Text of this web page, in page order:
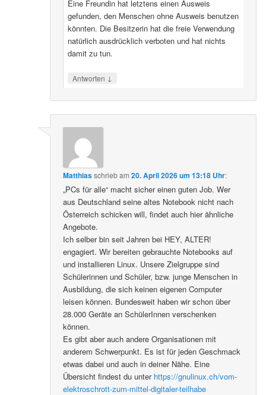
Eine Freundin hat letztens einen Ausweis
gefunden, den Menschen ohne Ausweis benutzen
könnten. Die Besitzerin hat die freie Verwendung
natürlich ausdrücklich verboten und hat nichts
damit zu tun.
Antworten ↓
Matthiasschriebam20. April 2026 um 13:18 Uhr:
„PCs für alle“ macht sicher einen guten Job. Wer
aus Deutschland seine altes Notebook nicht nach
Österreich schicken will, findet auch hier ähnliche
Angebote.
Ich selber bin seit Jahren bei HEY, ALTER!
engagiert. Wir bereiten gebrauchte Notebooks auf
und installieren Linux. Unsere Zielgruppe sind
Schülerinnen und Schüler, bzw. junge Menschen in
Ausbildung, die sich keinen eigenen Computer
leisen können. Bundesweit haben wir schon über
28.000 Geräte an SchülerInnen verschenken
können.
Es gibt aber auch andere Organisationen mit
anderem Schwerpunkt. Es ist für jeden Geschmack
etwas dabei und auch in deiner Nähe. Eine
Übersicht findest du unter https://gnulinux.ch/vom-
elektroschrott-zum-mittel-digitaler-teilhabe